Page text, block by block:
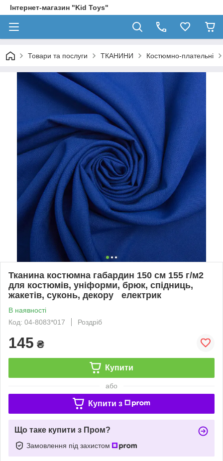
Інтернет-магазин "Kid Toys"
Товари та послуги ТКАНИНИ Костюмно-плательні
Тканина костюмна габардин 150 см 155 г/м2
для костюмів, уніформи, брюк, спідниць,
жакетів, суконь, декору електрик
В наявності
Код: 04-8083*017
Роздріб
145 ₴
Купити
або
Купити з
Що таке купити з Пром?
Замовлення під захистом